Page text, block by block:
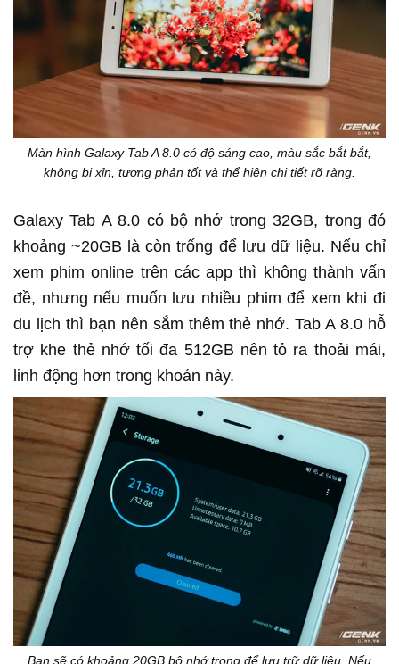
Màn hình Galaxy Tab A 8.0 có độ sáng cao, màu sắc bắt bắt,
không bị xỉn, tương phản tốt và thể hiện chi tiết rõ ràng.
Galaxy Tab A 8.0 có bộ nhớ trong 32GB, trong đó
khoảng ~20GB là còn trống để lưu dữ liệu. Nếu chỉ
xem phim online trên các app thì không thành vấn
đề, nhưng nếu muốn lưu nhiều phim để xem khi đi
du lịch thì bạn nên sắm thêm thẻ nhớ. Tab A 8.0 hỗ
trợ khe thẻ nhớ tối đa 512GB nên tỏ ra thoải mái,
linh động hơn trong khoản này.
Bạn sẽ có khoảng 20GB bộ nhớ trong để lưu trữ dữ liệu. Nếu